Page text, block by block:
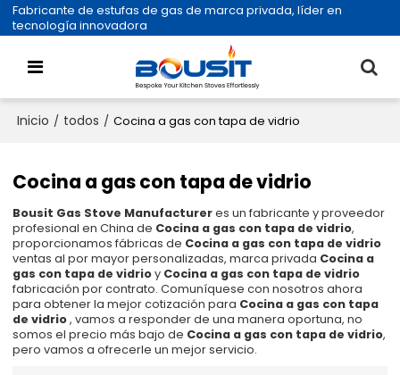
Fabricante de estufas de gas de marca privada, líder en
tecnología innovadora
Inicio / todos / Cocina a gas con tapa de vidrio
Cocina a gas con tapa de vidrio
Bousit Gas Stove Manufactureres un fabricante y proveedor
profesional en China de Cocina a gas con tapa de vidrio,
proporcionamos fábricas de Cocina a gas con tapa de vidrio
ventas al por mayor personalizadas, marca privada Cocina a
gas con tapa de vidrioy Cocina a gas con tapa de vidrio
fabricación por contrato. Comuníquese con nosotros ahora
para obtener la mejor cotización para Cocina a gas con tapa
de vidrio, vamos a responder de una manera oportuna, no
somos el precio más bajo de Cocina a gas con tapa de vidrio,
pero vamos a ofrecerle un mejor servicio.